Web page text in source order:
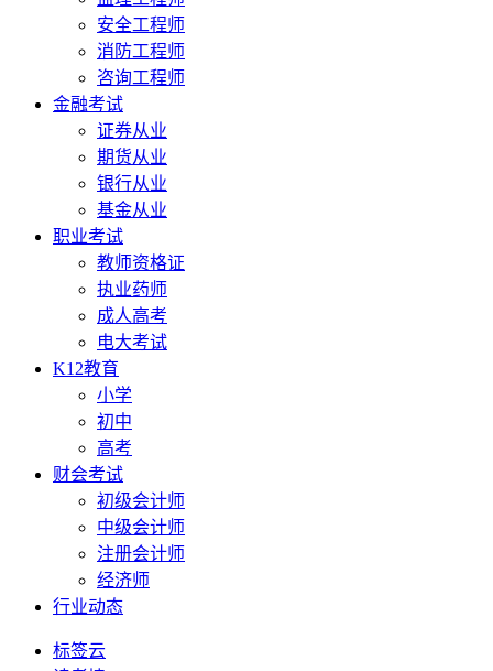
安全工程师
消防工程师
咨询工程师
金融考试
证券从业
期货从业
银行从业
基金从业
职业考试
教师资格证
执业药师
成人高考
电大考试
K12教育
小学
初中
高考
财会考试
初级会计师
中级会计师
注册会计师
经济师
行业动态
标签云